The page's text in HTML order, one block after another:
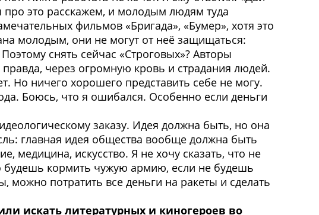
про это расскажем, и молодым людям туда
фильмов «Бригада», «Бумер», хотя это
молодым, они не могут от неё защищаться:
снять сейчас «Строговых»? Авторы
через огромную кровь и страдания людей.
Но ничего хорошего представить себе не могу.
Боюсь, что я ошибался. Особенно если деньги
заказу. Идея должна быть, но она
главная идея общества вообще должна быть
медицина, искусство. Я не хочу сказать, что не
будешь кормить чужую армию, если не будешь
можно потратить все деньги на ракеты и сделать
искать литературных и киногероев во